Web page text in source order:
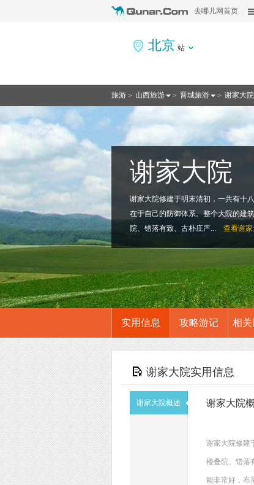
去哪儿网首页
北京 站
旅游 > 山西旅游 > 晋城旅游 > 谢家大
谢家大院
谢家大院修建于明末清初，一共有十
在于自己的防御体系。整个大院的建
院、错落有致、古朴庄严...
查看谢
实用信息 攻略游记 相关
谢家大院实用信息
谢家大院概述 谢家大院
谢家大院修建
楼叠院、错落
能非常好，布